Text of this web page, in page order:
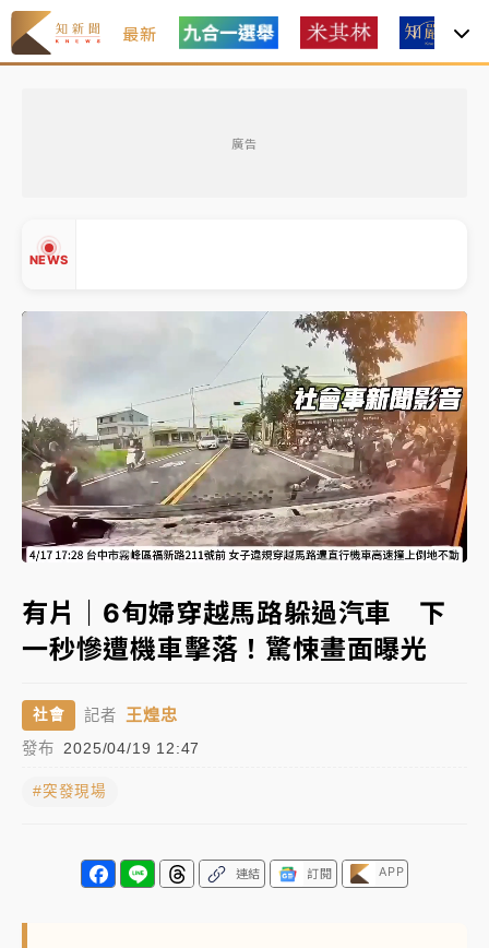
最新
廣告
NEWS
處置制度大變革！ 證交所今起縮短股票「關禁閉」天
數與撮合時間
才續任就飛美國大學面試 清大校長高為元致歉：機會
白海豚颱風解除海警 西南風來了！4縣市大雨特報、各
地午後雷雨
分析｜ 7月營收甫首破單月9000億元下半年續旺指
標？ 鴻海本週法說法人關注的四大重點
NBA｜ 傳奇名帥驚傳離世！曾以「瘋狂籃球」震撼聯
盟 兩大愛徒向他致
中租控股7月營收創今年新高 前7月獲利成長6%
獨家｜ 和欣客運總裁逝世！少東涉洗錢遭收押 戴手銬
處置制度大變革！ 證交所今起縮短股票「關禁閉」天
數與撮合時間
才續任就飛美國大學面試 清大校長高為元致歉：機會
白海豚颱風解除海警 西南風來了！4縣市大雨特報、各
地午後雷雨
Unmute Loaded:
100.00%
有片｜6旬婦穿越馬路躲過汽車 下
一秒慘遭機車擊落！驚悚畫面曝光
社會 記者 王煌忠
發布 2025/04/19 12:47
#突發現場
連結 訂閱 APP